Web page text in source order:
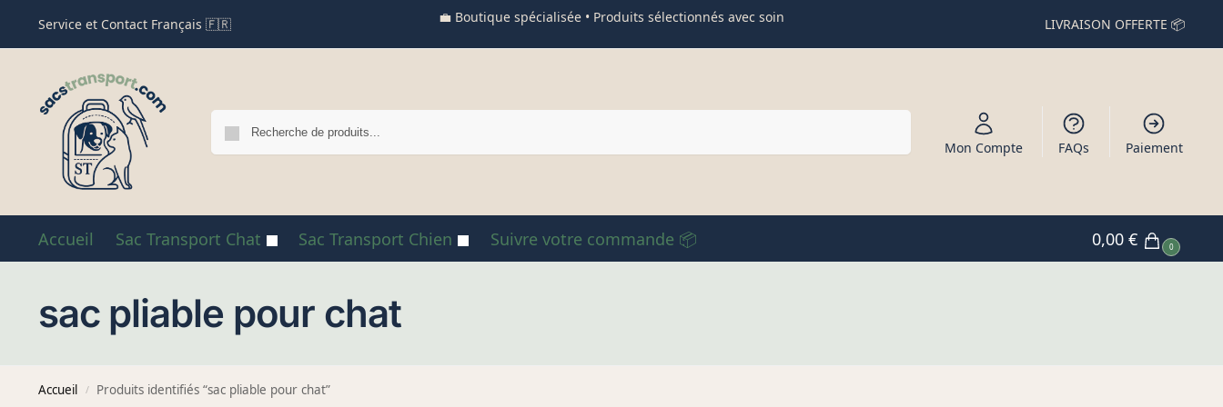
Service et Contact Français 🇫🇷 💼 Boutique spécialisée • Produits sélectionnés avec soin LIVRAISON OFFERTE 📦
Mon Compte FAQs Paiement
Accueil Sac Transport Chat Sac Transport Chien Suivre votre commande 📦 0,00€ 0
sac pliable pour chat
Accueil / Produits identifiés “sac pliable pour chat”